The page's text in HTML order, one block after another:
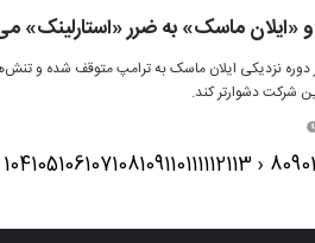
«ایلان ماسک» به ضرر «استارلینک»
دوره نزدیکی ایلان ماسک به ترامپ متوقف شده و
شرکت دشوارتر کند.
8090
‹
104105106107108109110111112113